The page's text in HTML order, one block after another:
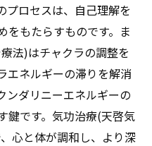
プロセスは、自己理解を
をもたらすものです。ま
法)はチャクラの調整を
エネルギーの滞りを解消
ンダリニーエネルギーの
鍵です。気功治療(天啓気
心と体が調和し、より深